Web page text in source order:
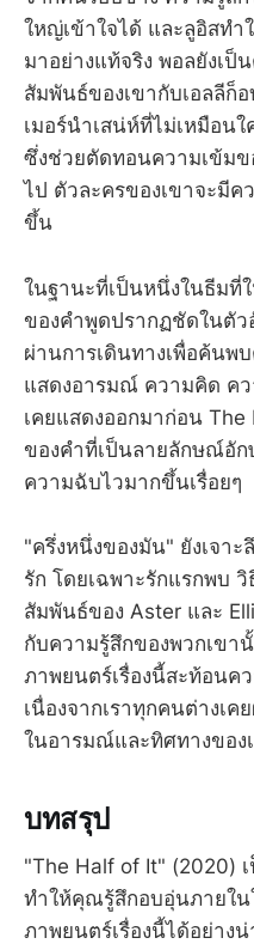
ใหญ่เข้าใจได้ และลูอิสท
มาอย่างแท้จริง พอลยังเป็
สัมพันธ์ของเขากับเอลลีก็
เมอร์นำเสน่ห์ที่ไม่เหมือน
ซึ่งช่วยตัดทอนความเข้มข
ไป ตัวละครของเขาจะมี
ขึ้น
ในฐานะที่เป็นหนึ่งในธีมที่
ของคำพูดปรากฏชัดในตั
ผ่านการเดินทางเพื่อค้นพ
แสดงอารมณ์ ความคิด ค
เคยแสดงออกมาก่อน
ของคำที่เป็นลายลักษณ์อั
ความฉับไวมากขึ้นเรื่อยๆ
"ครึ่งหนึ่งของมัน" ยังเจา
รัก โดยเฉพาะรักแรกพบ
สัมพันธ์ของ Aster และ
กับความรู้สึกของพวกเขา
ภาพยนตร์เรื่องนี้สะท้อนค
เนื่องจากเราทุกคนต่างเ
ในอารมณ์และทิศทางของ
บทสรุป
"The Half of It" (2020)
ทำให้คุณรู้สึกอบอุ่นภายใ
ภาพยนตร์เรื่องนี้ได้อย่าง